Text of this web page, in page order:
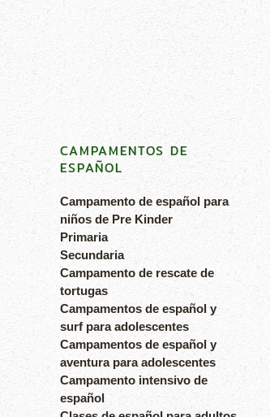
CAMPAMENTOS DE
ESPAÑOL
Campamento de español para
niños de Pre Kinder
Primaria
Secundaria
Campamento de rescate de
tortugas
Campamentos de español y
surf para adolescentes
Campamentos de español y
aventura para adolescentes
Campamento intensivo de
español